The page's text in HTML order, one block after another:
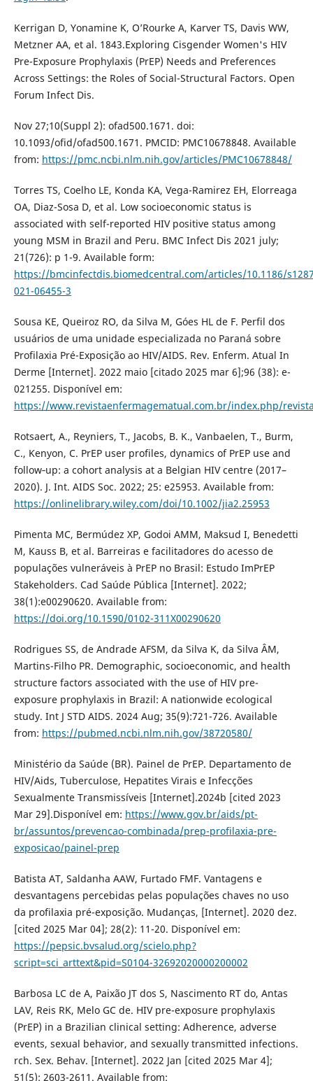
Kerrigan D, Yonamine K, O’Rourke A, Karver TS, Davis WW,
Metzner AA, et al. 1843.Exploring Cisgender Women's HIV
Pre-Exposure Prophylaxis (PrEP) Needs and Preferences
Across Settings: the Roles of Social-Structural Factors. Open
Forum Infect Dis.
Nov 27;10(Suppl 2): ofad500.1671. doi:
10.1093/ofid/ofad500.1671. PMCID: PMC10678848. Available
from: https://pmc.ncbi.nlm.nih.gov/articles/PMC10678848/
Torres TS, Coelho LE, Konda KA, Vega-Ramirez EH, Elorreaga
OA, Diaz-Sosa D, et al. Low socioeconomic status is
associated with self-reported HIV positive status among
young MSM in Brazil and Peru. BMC Infect Dis 2021 july;
21(726): p 1-9. Available form:
https://bmcinfectdis.biomedcentral.com/articles/10.1186/
021-06455-3
Sousa KE, Queiroz RO, da Silva M, Góes HL de F. Perfil dos
usuários de uma unidade especializada no Paraná sobre
Profilaxia Pré-Exposição ao HIV/AIDS. Rev. Enferm. Atual In
Derme [Internet]. 2022 maio [citado 2025 mar 6];96 (38): e-
021255. Disponível em:
https://www.revistaenfermagematual.com.br/index.php/
Rotsaert, A., Reyniers, T., Jacobs, B. K., Vanbaelen, T., Burm,
C., Kenyon, C. PrEP user profiles, dynamics of PrEP use and
follow‐up: a cohort analysis at a Belgian HIV centre (2017–
2020). J. Int. AIDS Soc. 2022; 25: e25953. Available from:
https://onlinelibrary.wiley.com/doi/10.1002/jia2.25953
Pimenta MC, Bermúdez XP, Godoi AMM, Maksud I, Benedetti
M, Kauss B, et al. Barreiras e facilitadores do acesso de
populações vulneráveis à PrEP no Brasil: Estudo ImPrEP
Stakeholders. Cad Saúde Pública [Internet]. 2022;
38(1):e00290620. Available from:
https://doi.org/10.1590/0102-311X00290620
Rodrigues SS, de Andrade AFSM, da Silva K, da Silva ÂM,
Martins-Filho PR. Demographic, socioeconomic, and health
structure factors associated with the use of HIV pre-
exposure prophylaxis in Brazil: A nationwide ecological
study. Int J STD AIDS. 2024 Aug; 35(9):721-726. Available
from: https://pubmed.ncbi.nlm.nih.gov/38720580/
Ministério da Saúde (BR). Painel de PrEP. Departamento de
HIV/Aids, Tuberculose, Hepatites Virais e Infecções
Sexualmente Transmissíveis [Internet].2024b [cited 2023
Mar 29].Disponível em: https://www.gov.br/aids/pt-
br/assuntos/prevencao-combinada/prep-profilaxia-pre-
exposicao/painel-prep
Batista AT, Saldanha AAW, Furtado FMF. Vantagens e
desvantagens percebidas pelas populações chaves no uso
da profilaxia pré-exposição. Mudanças, [Internet]. 2020 dez.
[cited 2025 Mar 04]; 28(2): 11-20. Disponível em:
https://pepsic.bvsalud.org/scielo.php?
script=sci_arttext&pid=S0104-32692020000200002
Barbosa LC de A, Paixão JT dos S, Nascimento RT do, Antas
LAV, Reis RK, Melo GC de. HIV pre-exposure prophylaxis
(PrEP) in a Brazilian clinical setting: Adherence, adverse
events, sexual behavior, and sexually transmitted infections.
rch. Sex. Behav. [Internet]. 2022 Jan [cited 2025 Mar 4];
51(5): 2603-2611. Available from: